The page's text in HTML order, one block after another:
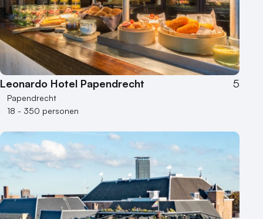
Leonardo Hotel Papendrecht 5
Papendrecht
18 - 350 personen